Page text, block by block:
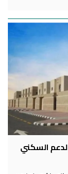
السكني